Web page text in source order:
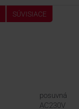
SÚVISIACE
posuvná
AC230V